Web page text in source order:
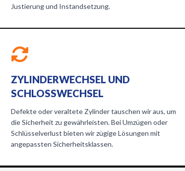
Justierung und Instandsetzung.
ZYLINDERWECHSEL UND
SCHLOSSWECHSEL
Defekte oder veraltete Zylinder tauschen wir aus, um
die Sicherheit zu gewährleisten. Bei Umzügen oder
Schlüsselverlust bieten wir zügige Lösungen mit
angepassten Sicherheitsklassen.